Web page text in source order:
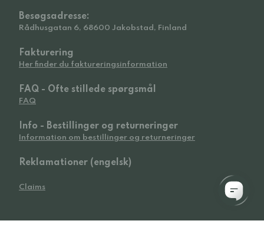
Besøgsadresse:
Rådhusgatan 6, 68600 Jakobstad, Finland
Fakturering
Her finder du faktureringsinformation
FAQ - Ofte stillede spørgsmål
FAQ
Info - Bestillinger og returneringer
Information om bestillinger og returneringer
Reklamationer (engelsk)
Claims